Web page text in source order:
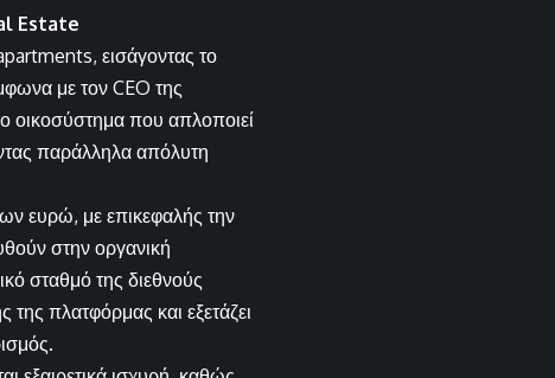
Estate
εισάγοντας το
με τον CEO της
οικοσύστημα που απλοποιεί
παράλληλα απόλυτη
ευρώ, με επικεφαλής την
στην οργανική
σταθμό της διεθνούς
της πλατφόρμας και εξετάζει